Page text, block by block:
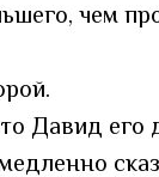
чем
Давид его